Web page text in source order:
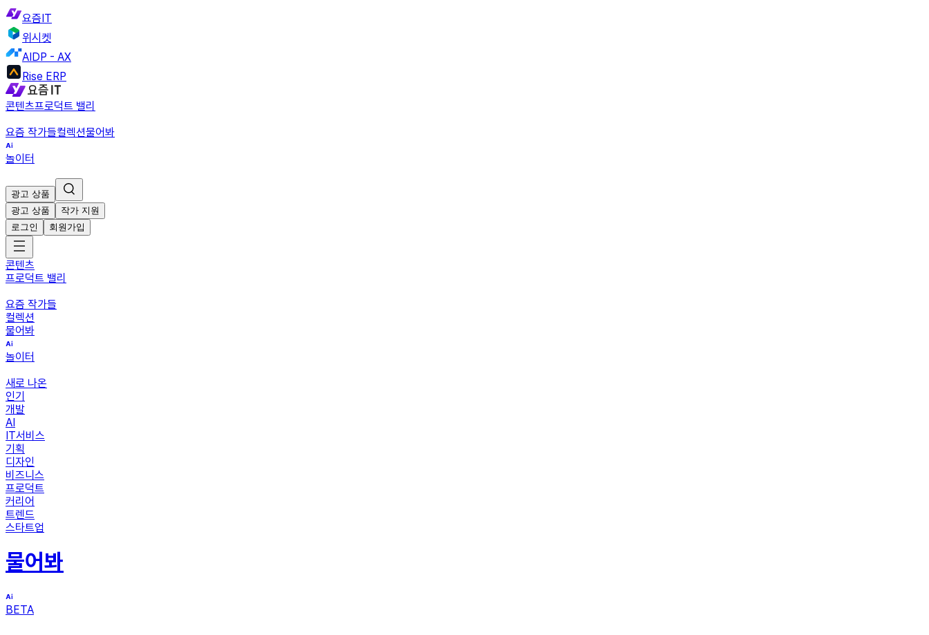
요즘IT
위시켓
AIDP - AX
Rise ERP
콘텐츠프로덕트 밸리
요즘 작가들컬렉션물어봐
놀이터
광고 상품
광고 상품
작가 지원
로그인
회원가입
콘텐츠
프로덕트 밸리
요즘 작가들
컬렉션
물어봐
놀이터
새로 나온
인기
개발
AI
IT서비스
기획
디자인
비즈니스
프로덕트
커리어
트렌드
스타트업
물어봐
BETA